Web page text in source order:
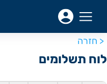
לחשבון
< חזרה
לוח תשלומים